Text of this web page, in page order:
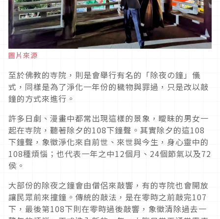
圖片來源
至於佛教的寺院，則是會舉行有名的「除夜の鐘」儀
式，同樣是為了淨化一年份的穢物與罪過，只是改以敲
鐘的方式來進行。
許多日劇、漫畫中都常出現這樣的景象，曖昧的男女一
起在寺院，聽著除夕的108下鐘聲。其實除夕的這108
下鐘聲，象徵淨化來自前世、來世與今生，身心靈中的
108種煩惱；也代表一年之中12個月、24個節氣以及72
侯。
大部份的除夜之鐘會由僧侶來敲響，有的寺院也會開放
讓民眾前來撞鐘。傳統的敲法，是在零時之前敲完107
下，最後第108下則在零時過後敲響，象徵清除過去一